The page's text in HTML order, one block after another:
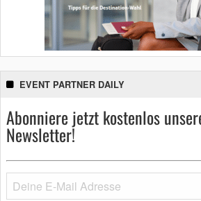
EVENT PARTNER DAILY
Abonniere jetzt kostenlos
Newsletter!